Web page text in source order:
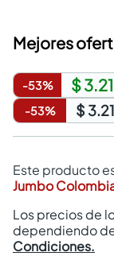
Mejores
-53% $
-53% $
Este producto
Jumbo
Los precios de
dependiendo
Condiciones.